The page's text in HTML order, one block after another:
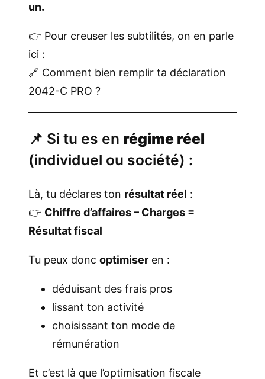
un.
👉 Pour creuser les subtilités, on en parle
ici :
🔗 Comment bien remplir ta déclaration
2042-C PRO ?
📌 Si tu es en régime réel
(individuel ou société) :
Là, tu déclares ton résultat réel :
👉 Chiffre d’affaires – Charges =
Résultat fiscal
Tu peux donc optimiser en :
déduisant des frais pros
lissant ton activité
choisissant ton mode de
rémunération
Et c’est là que l’optimisation fiscale